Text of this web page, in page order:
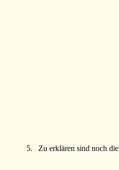
5. Zu erklären sind noch die